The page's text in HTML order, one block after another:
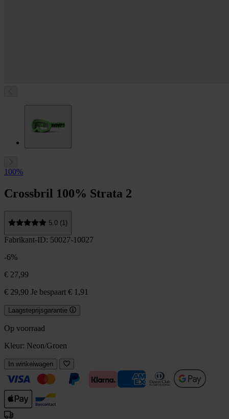
100%
Crossbril 100% Strata 2
5.0 (1)
Fabrikant-ID: 50027-10027
-6%
€ 27,99
€ 29,90 Je bespaart € 1,91
Laagsteprijsgarantie
Op voorraad
Kleur: Neon/Groen
In winkelwagen